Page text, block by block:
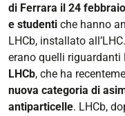
di Ferrara il 24 febbraio
e studenti che hanno
LHCb, installato
erano quelli riguardanti
LHCb, che ha
nuova categoria di
antiparticelle. LHCb,